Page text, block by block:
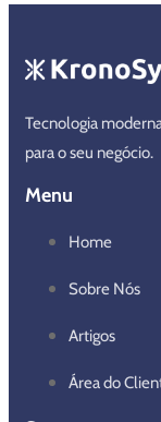
Tecnologia
para o seu negócio.
Menu
Home
Sobre Nós
Artigos
Área do